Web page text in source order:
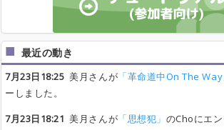
限界突破サバイバー
0 氷川きよし あと4人
Past die Future
0 ano あと4人
雑踏、僕らの街
0
ロコローション
0 ORANGE RANGE あと5人
限界突破サバイバー
0 氷川きよし あと4人
Past die Future
0 ano あと4人
雑踏、僕らの街
0
ロコローション
0 ORANGE RANGE あと5人
限界突破サバイバー
0 氷川きよし あと4人
Past die Future
0 ano あと4人
雑踏、僕らの街
0
ロコローション
0 ORANGE RANGE あと5人
限界突破サバイバー
0 氷川きよし あと4人
Past die Future
0 ano あと4人
雑踏、僕らの街
0
ロコローション
0 ORANGE RANGE あと5人
最近の動き
7月23日18:25 美月さんが 「革命道中On The Way
ーしました。
7月23日18:21 美月さんが 「思想犯」 のChoにエン